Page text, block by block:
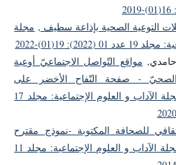
التوعية الصحية بإذاعة سطيف , مجلة
19(01)-2022
مواقع التّواصل الاجتماعيّ أوعية
- صفحة التّفاح الأخضر على
مجلة الآداب و العلوم الإجتماعية: مجلد 17
للصحافة المكتوبة -نموذج مقترح
مجلة الآداب و العلوم الإجتماعية: مجلد 11